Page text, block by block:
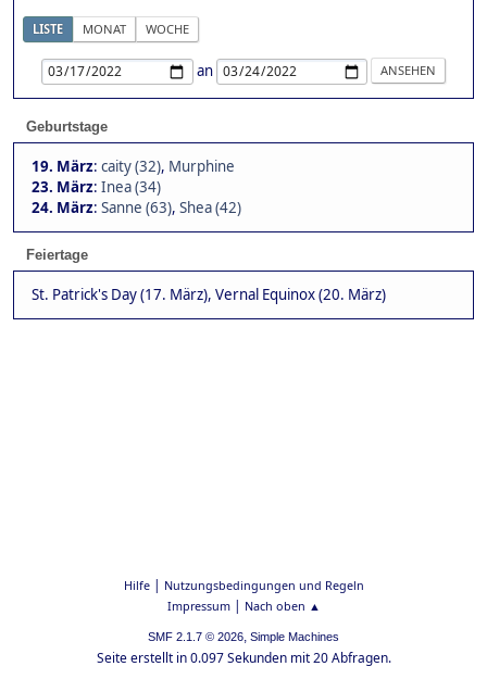
LISTE MONAT WOCHE
an
Geburtstage
19. März: caity (32), Murphine
23. März: Inea (34)
24. März: Sanne (63), Shea (42)
Feiertage
St. Patrick's Day (17. März), Vernal Equinox (20. März)
Hilfe| Nutzungsbedingungen und Regeln
Impressum| Nach oben ▲
SMF 2.1.7 © 2026, Simple Machines
Seite erstellt in 0.097 Sekunden mit 20 Abfragen.